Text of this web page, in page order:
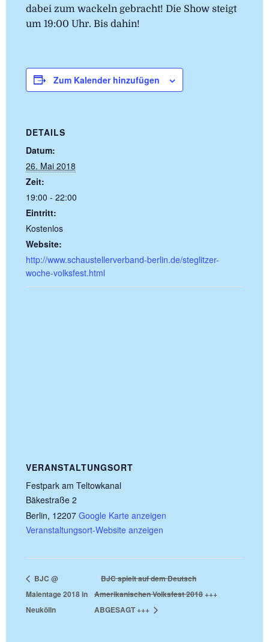
dabei zum wackeln gebracht! Die Show steigt
um 19:00 Uhr. Bis dahin!
Zum Kalender hinzufügen
DETAILS
Datum:
26. Mai 2018
Zeit:
19:00 - 22:00
Eintritt:
Kostenlos
Website:
http://www.schaustellerverband-berlin.de/steglitzer-
woche-volksfest.html
VERANSTALTUNGSORT
Festpark am Teltowkanal
Bäkestraße 2
Berlin, 12207 Google Karte anzeigen
Veranstaltungsort-Website anzeigen
BJC @
Maientage 2018 in
Neukölln
BJC spielt auf dem Deutsch
Amerikanischen Volksfest 2018+++
ABGESAGT +++